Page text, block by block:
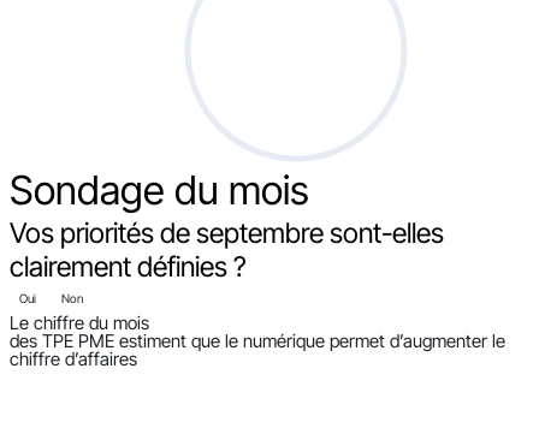
Sondage du mois
Vos priorités de septembre sont-elles
clairement définies ?
Oui Non
Le chiffre du mois
des TPE PME estiment que le numérique permet d’augmenter le
chiffre d’affaires